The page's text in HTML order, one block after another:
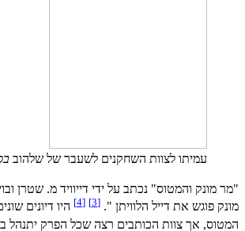
עמיתו לצוות השחקנים לשעבר של שלהוב
"מר מונק והמטוס" נכתב על ידי דייוויד מ. שטרן
מונק פוגש את דייל הלוויתן ". [3]
[4] היו דיונים
המטוס, אך צוות הכותבים רצה שכל הפרק יתנהל